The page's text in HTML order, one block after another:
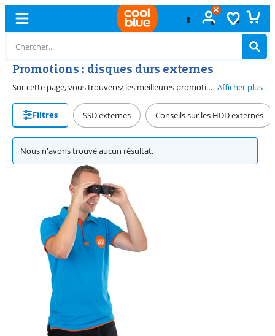
Promotions : disques durs externes
Sur cette page, vous trouverez les meilleures promotions de disques durs externes. Réductions, mais aussi des disques durs externes avec des accessoires gratuits ou une promotion cashback intéressante. Afficher plus
Filtres SSD externes Conseils sur les HDD externes
Nous n'avons trouvé aucun résultat.